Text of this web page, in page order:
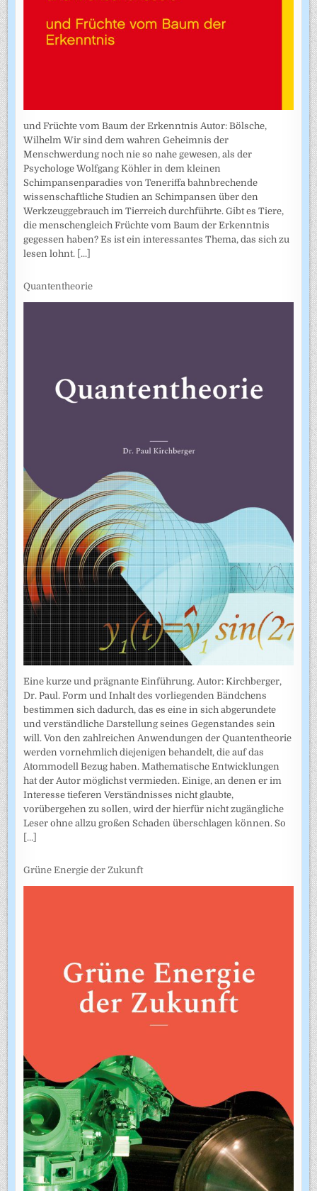
und Früchte vom Baum der Erkenntnis Autor: Bölsche,
Wilhelm Wir sind dem wahren Geheimnis der
Menschwerdung noch nie so nahe gewesen, als der
Psychologe Wolfgang Köhler in dem kleinen
Schimpansenparadies von Teneriffa bahnbrechende
wissenschaftliche Studien an Schimpansen über den
Werkzeuggebrauch im Tierreich durchführte. Gibt es Tiere,
die menschengleich Früchte vom Baum der Erkenntnis
gegessen haben? Es ist ein interessantes Thema, das sich zu
lesen lohnt. [...]
Quantentheorie
Eine kurze und prägnante Einführung. Autor: Kirchberger,
Dr. Paul. Form und Inhalt des vorliegenden Bändchens
bestimmen sich dadurch, das es eine in sich abgerundete
und verständliche Darstellung seines Gegenstandes sein
will. Von den zahlreichen Anwendungen der Quantentheorie
werden vornehmlich diejenigen behandelt, die auf das
Atommodell Bezug haben. Mathematische Entwicklungen
hat der Autor möglichst vermieden. Einige, an denen er im
Interesse tieferen Verständnisses nicht glaubte,
vorübergehen zu sollen, wird der hierfür nicht zugängliche
Leser ohne allzu großen Schaden überschlagen können. So
[...]
Grüne Energie der Zukunft